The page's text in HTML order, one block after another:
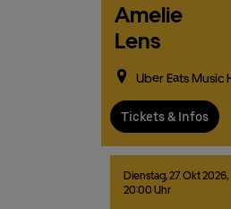
Amelie
Lens
Uber Eats Music
Tickets & Infos
Dienstag,27.Okt2026,
20:00 Uhr